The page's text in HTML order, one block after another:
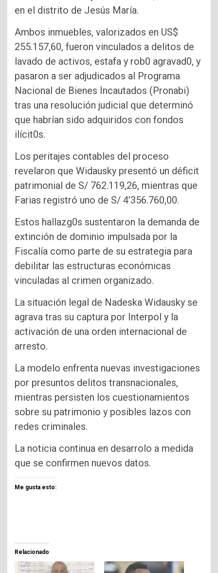
en el distrito de Jesús María.
Ambos inmuebles, valorizados en US$
255.157,60, fueron vinculados a delitos de
lavado de activos, estafa y rob0 agravad0, y
pasaron a ser adjudicados al Programa
Nacional de Bienes Incautados (Pronabi)
tras una resolución judicial que determinó
que habrían sido adquiridos con fondos
ilícit0s.
Los peritajes contables del proceso
revelaron que Widausky presentó un déficit
patrimonial de S/ 762.119,26, mientras que
Farias registró uno de S/ 4’356.760,00.
Estos hallazg0s sustentaron la demanda de
extinción de dominio impulsada por la
Fiscalía como parte de su estrategia para
debilitar las estructuras económicas
vinculadas al crimen organizado.
La situación legal de Nadeska Widausky se
agrava tras su captura por Interpol y la
activación de una orden internacional de
arresto.
La modelo enfrenta nuevas investigaciones
por presuntos delitos transnacionales,
mientras persisten los cuestionamientos
sobre su patrimonio y posibles lazos con
redes criminales.
La noticia continua en desarrolo a medida
que se confirmen nuevos datos.
Me gusta esto:
Relacionado